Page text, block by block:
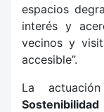
espacios
interés y
vecinos y
accesible”.
La